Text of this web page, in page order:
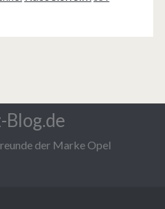
Blog.de
der Marke Opel